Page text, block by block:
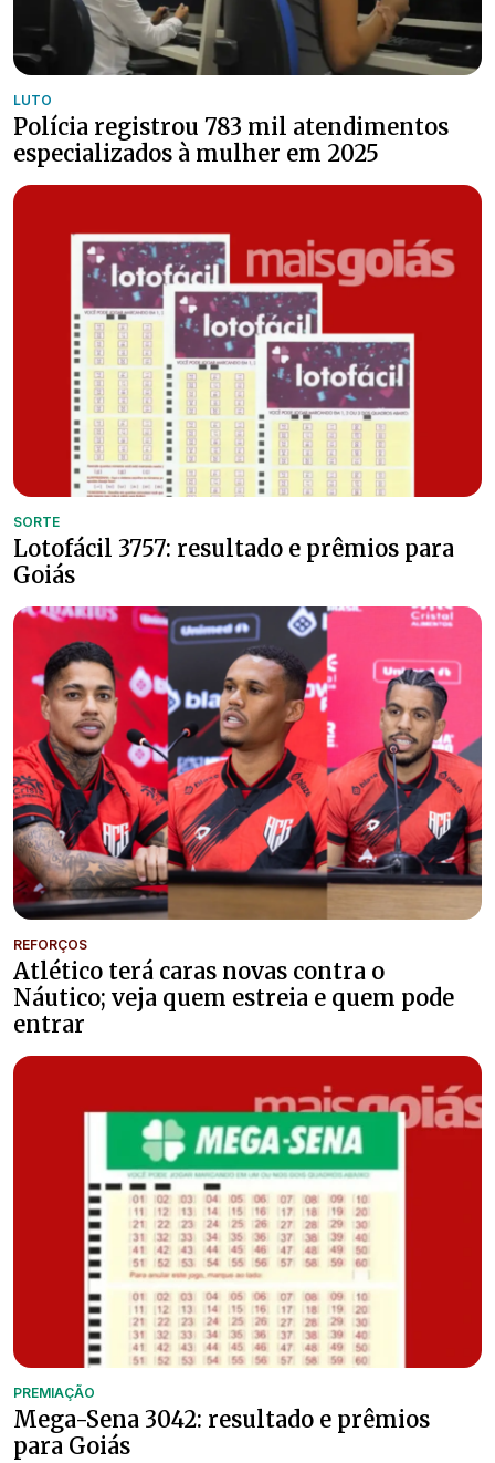
LUTO
Polícia registrou 783 mil atendimentos
especializados à mulher em 2025
SORTE
Lotofácil 3757: resultado e prêmios para
Goiás
REFORÇOS
Atlético terá caras novas contra o
Náutico; veja quem estreia e quem pode
entrar
PREMIAÇÃO
Mega-Sena 3042: resultado e prêmios
para Goiás